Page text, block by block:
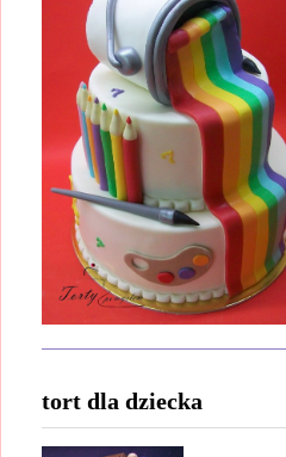
tort dla dziecka